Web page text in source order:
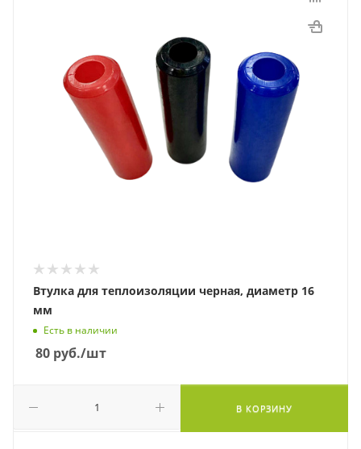
Втулка для теплоизоляции черная, диаметр 16
мм
Есть в наличии
80 руб./шт
В КОРЗИНУ